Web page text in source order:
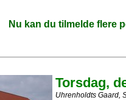
Nu kan du tilmelde flere
Torsdag,
Uhrenholdts Gaard,